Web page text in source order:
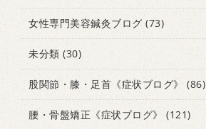
女性専門美容鍼灸ブログ (73)
未分類 (30)
股関節・膝・足首《症状ブログ》 (86)
腰・骨盤矯正《症状ブログ》 (121)